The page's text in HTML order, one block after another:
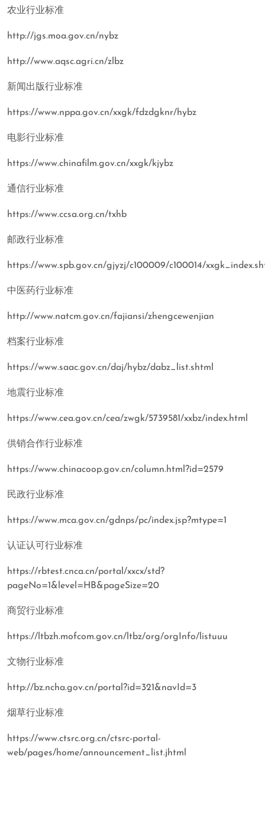
农业行业标准
http://jgs.moa.gov.cn/nybz
http://www.aqsc.agri.cn/zlbz
新闻出版行业标准
https://www.nppa.gov.cn/xxgk/fdzdgknr/hybz
电影行业标准
https://www.chinafilm.gov.cn/xxgk/kjybz
通信行业标准
https://www.ccsa.org.cn/txhb
邮政行业标准
https://www.spb.gov.cn/gjyzj/c100009/c100014/
中医药行业标准
http://www.natcm.gov.cn/fajiansi/zhengcewenjian
档案行业标准
https://www.saac.gov.cn/daj/hybz/dabz_list.shtml
地震行业标准
https://www.cea.gov.cn/cea/zwgk/5739581/xxbz/index.html
供销合作行业标准
https://www.chinacoop.gov.cn/column.html?id=2579
民政行业标准
https://www.mca.gov.cn/gdnps/pc/index.jsp?mtype=1
认证认可行业标准
https://rbtest.cnca.cn/portal/xxcx/std?
pageNo=1&level=HB&pageSize=20
商贸行业标准
https://ltbzh.mofcom.gov.cn/ltbz/org/orgInfo/listuuu
文物行业标准
http://bz.ncha.gov.cn/portal?id=321&navId=3
烟草行业标准
https://www.ctsrc.org.cn/ctsrc-portal-
web/pages/home/announcement_list.jhtml